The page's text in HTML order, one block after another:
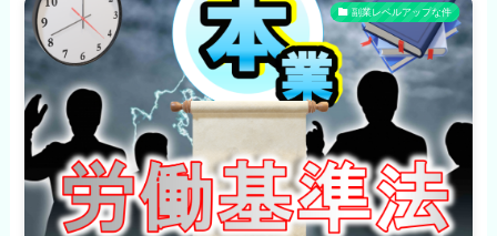
副業レベルアップな件